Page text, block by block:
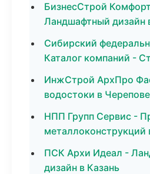
БизнесСтрой
Ландшафтный дизайн
Сибирский
Каталог компаний -
ИнжСтрой АрхПро
водостоки в
НПП Групп Сервис -
металлоконструкций
ПСК Архи Идеал -
дизайн в Казань